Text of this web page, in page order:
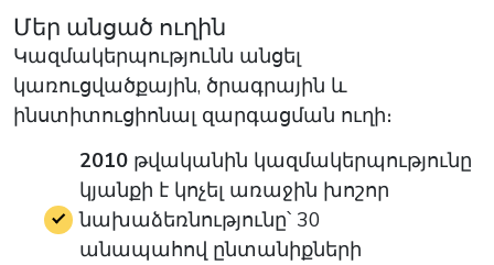
Մեր անցած ուղին
Կազմակերպությունն անցել
կառուցվածքային, ծրագրային և
ինստիտուցիոնալ զարգացման ուղի։
2010 թվականին կազմակերպությունը
կյանքի է կոչել առաջին խոշոր
նախաձեռնությունը՝ 30
անապահով ընտանիքների